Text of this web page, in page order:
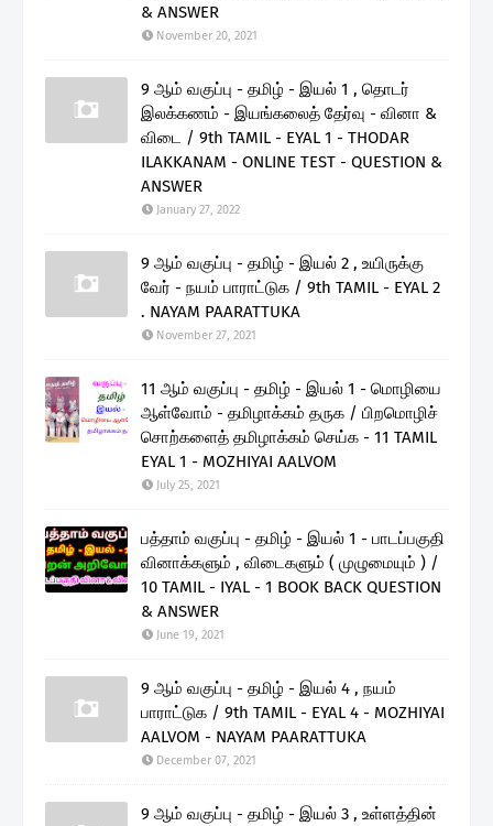
& ANSWER
November 20, 2021
9 ஆம் வகுப்பு - தமிழ் - இயல் 1 , தொடர்
இலக்கணம் - இயங்கலைத் தேர்வு - வினா &
விடை / 9th TAMIL - EYAL 1 - THODAR
ILAKKANAM - ONLINE TEST - QUESTION &
ANSWER
January 27, 2022
9 ஆம் வகுப்பு - தமிழ் - இயல் 2 , உயிருக்கு
வேர் - நயம் பாராட்டுக / 9th TAMIL - EYAL 2
. NAYAM PAARATTUKA
November 27, 2021
11 ஆம் வகுப்பு - தமிழ் - இயல் 1 - மொழியை
ஆள்வோம் - தமிழாக்கம் தருக / பிறமொழிச்
சொற்களைத் தமிழாக்கம் செய்க - 11 TAMIL
EYAL 1 - MOZHIYAI AALVOM
July 25, 2021
பத்தாம் வகுப்பு - தமிழ் - இயல் 1 - பாடப்பகுதி
வினாக்களும் , விடைகளும் ( முழுமையும் ) /
10 TAMIL - IYAL - 1 BOOK BACK QUESTION
& ANSWER
June 19, 2021
9 ஆம் வகுப்பு - தமிழ் - இயல் 4 , நயம்
பாராட்டுக / 9th TAMIL - EYAL 4 - MOZHIYAI
AALVOM - NAYAM PAARATTUKA
December 07, 2021
9 ஆம் வகுப்பு - தமிழ் - இயல் 3 , உள்ளத்தின்